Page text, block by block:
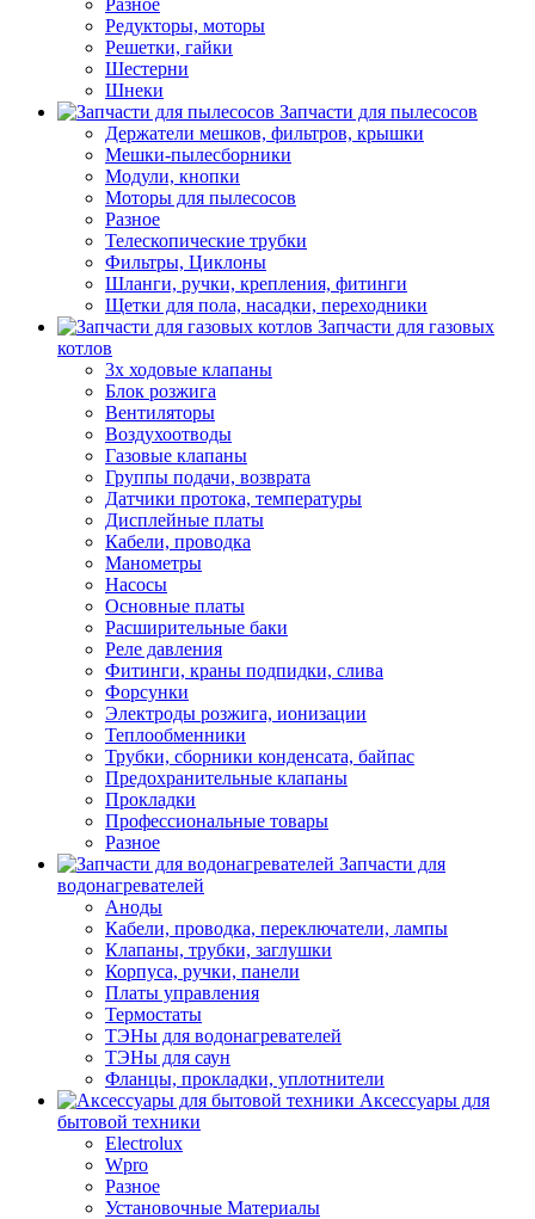
Разное
Редукторы, моторы
Решетки, гайки
Шестерни
Шнеки
Запчасти для пылесосов
Держатели мешков, фильтров, крышки
Мешки-пылесборники
Модули, кнопки
Моторы для пылесосов
Разное
Телескопические трубки
Фильтры, Циклоны
Шланги, ручки, крепления, фитинги
Щетки для пола, насадки, переходники
Запчасти для газовых
котлов
3х ходовые клапаны
Блок розжига
Вентиляторы
Воздухоотводы
Газовые клапаны
Группы подачи, возврата
Датчики протока, температуры
Дисплейные платы
Кабели, проводка
Манометры
Насосы
Основные платы
Расширительные баки
Реле давления
Фитинги, краны подпидки, слива
Форсунки
Электроды розжига, ионизации
Теплообменники
Трубки, сборники конденсата, байпас
Предохранительные клапаны
Прокладки
Профессиональные товары
Разное
Запчасти для
водонагревателей
Аноды
Кабели, проводка, переключатели, лампы
Клапаны, трубки, заглушки
Корпуса, ручки, панели
Платы управления
Термостаты
ТЭНы для водонагревателей
ТЭНы для саун
Фланцы, прокладки, уплотнители
Аксессуары для
бытовой техники
Electrolux
Wpro
Разное
Установочные Материалы